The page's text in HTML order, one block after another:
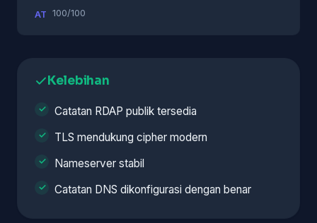
AT 100/100
Kelebihan
Catatan RDAP publik tersedia
TLS mendukung cipher modern
Nameserver stabil
Catatan DNS dikonfigurasi dengan benar